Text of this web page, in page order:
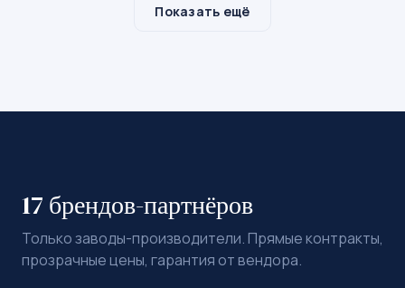
Показать ещё
17 брендов-партнёров
Только заводы-производители. Прямые контракты,
прозрачные цены, гарантия от вендора.